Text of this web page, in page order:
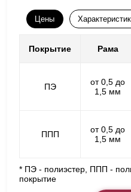
Цены
Покрытие Рама
ПЭ
от 0,5 до
1,5 мм
ППП
от 0,5 до
1,5 мм
* ПЭ - полиэстер, ППП -
покрытие